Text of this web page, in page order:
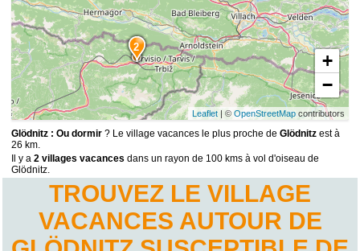
2
+
−
Leaflet| © OpenStreetMapcontributors
Glödnitz : Ou dormir ? Le village vacances le plus proche deGlödnitz est à
26 km.
Il y a2 villages vacances dans un rayon de 100 kms à vol d'oiseau de
Glödnitz.
TROUVEZ LE VILLAGE
VACANCES AUTOUR DE